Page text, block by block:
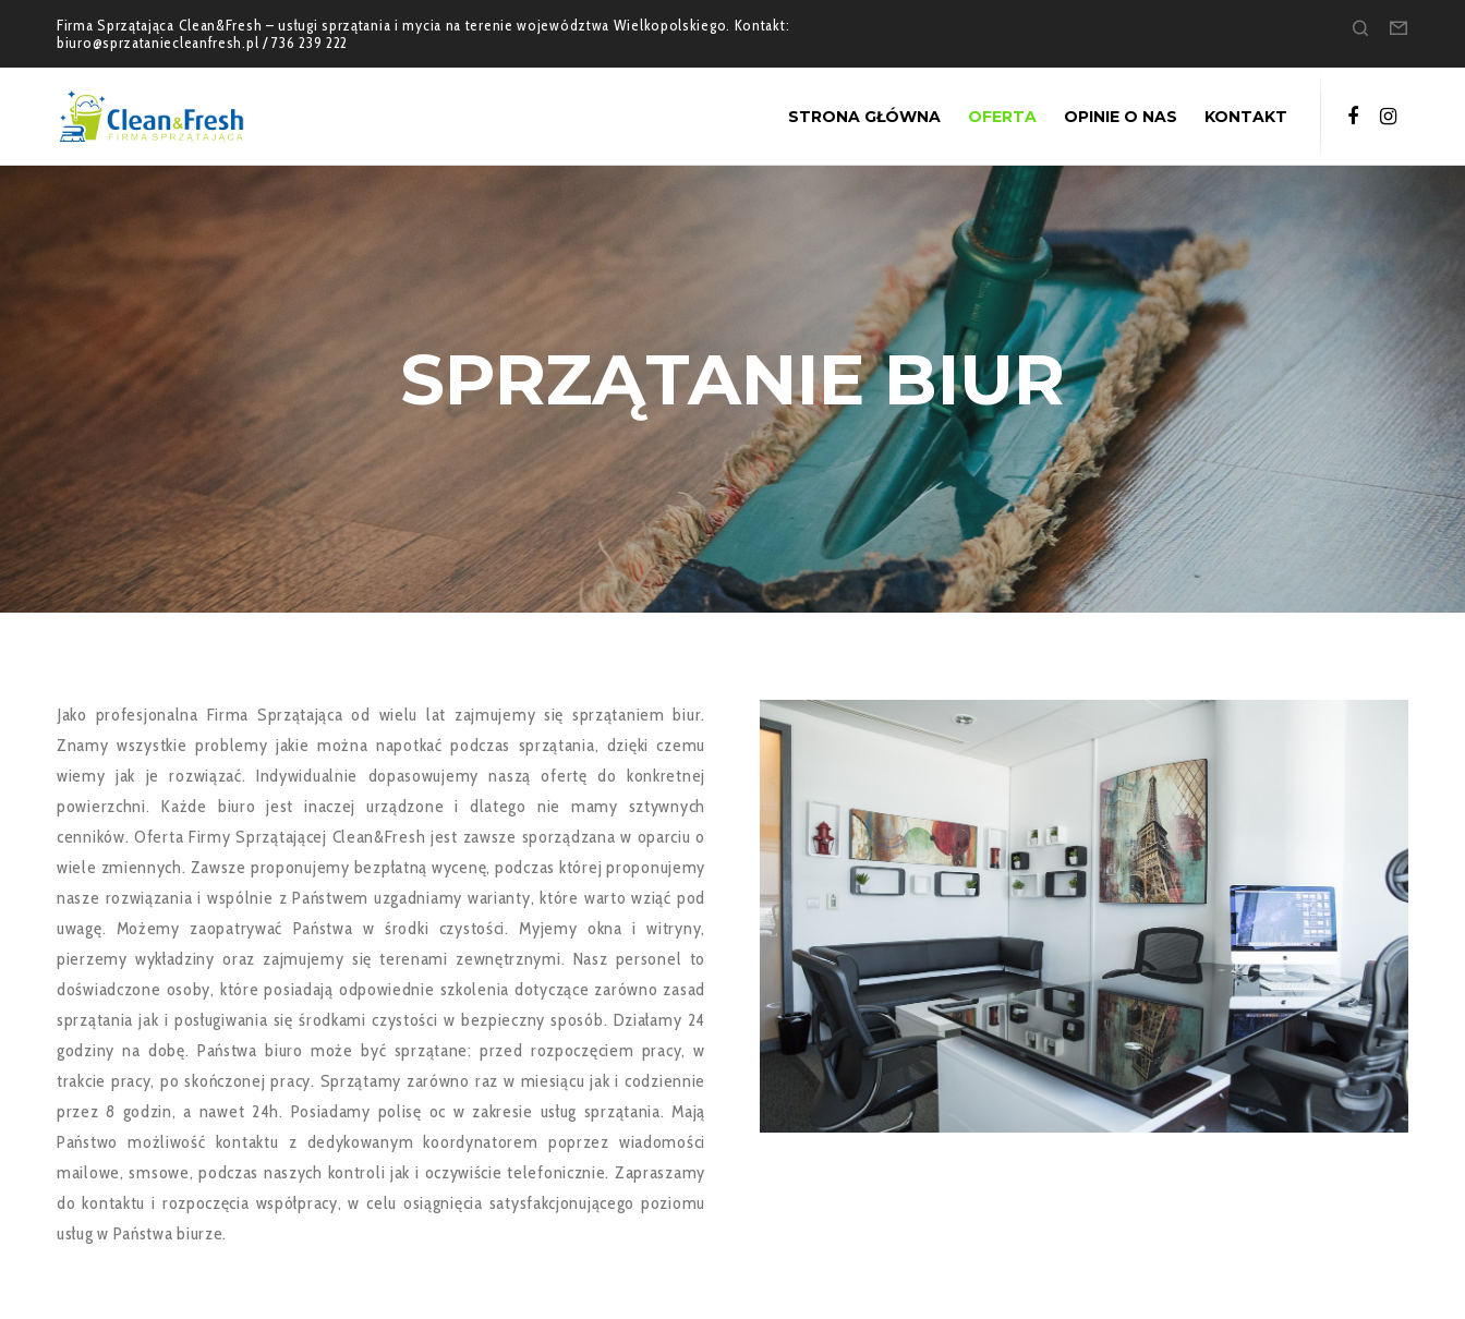
Firma Sprzątająca Clean&Fresh – usługi sprzątania i mycia na terenie województwa Wielkopolskiego. Kontakt:
biuro@sprzataniecleanfresh.pl / 736 239 222
STRONA GŁÓWNA OFERTA OPINIE O NAS KONTAKT
SPRZĄTANIE BIUR
Jako profesjonalna Firma Sprzątająca od wielu lat zajmujemy się sprzątaniem biur.
Znamy wszystkie problemy jakie można napotkać podczas sprzątania, dzięki czemu
wiemy jak je rozwiązać. Indywidualnie dopasowujemy naszą ofertę do konkretnej
powierzchni. Każde biuro jest inaczej urządzone i dlatego nie mamy sztywnych
cenników. Oferta Firmy Sprzątającej Clean&Fresh jest zawsze sporządzana w oparciu o
wiele zmiennych. Zawsze proponujemy bezpłatną wycenę, podczas której proponujemy
nasze rozwiązania i wspólnie z Państwem uzgadniamy warianty, które warto wziąć pod
uwagę. Możemy zaopatrywać Państwa w środki czystości. Myjemy okna i witryny,
pierzemy wykładziny oraz zajmujemy się terenami zewnętrznymi. Nasz personel to
doświadczone osoby, które posiadają odpowiednie szkolenia dotyczące zarówno zasad
sprzątania jak i posługiwania się środkami czystości w bezpieczny sposób. Działamy 24
godziny na dobę. Państwa biuro może być sprzątane: przed rozpoczęciem pracy, w
trakcie pracy, po skończonej pracy. Sprzątamy zarówno raz w miesiącu jak i codziennie
przez 8 godzin, a nawet 24h. Posiadamy polisę oc w zakresie usług sprzątania. Mają
Państwo możliwość kontaktu z dedykowanym koordynatorem poprzez wiadomości
mailowe, smsowe, podczas naszych kontroli jak i oczywiście telefonicznie. Zapraszamy
do kontaktu i rozpoczęcia współpracy, w celu osiągnięcia satysfakcjonującego poziomu
usług w Państwa biurze.